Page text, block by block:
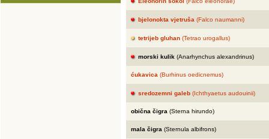
bjelonokta vjetruša (Falco naumanni)
tetrijeb gluhan (Tetrao urogallus)
morski kulik (Anarhynchus alexandrinus)
ćukavica (Burhinus oedicnemus)
sredozemni galeb (Ichthyaetus audouinii)
obična čigra (Sterna hirundo)
mala čigra (Sternula albifrons)